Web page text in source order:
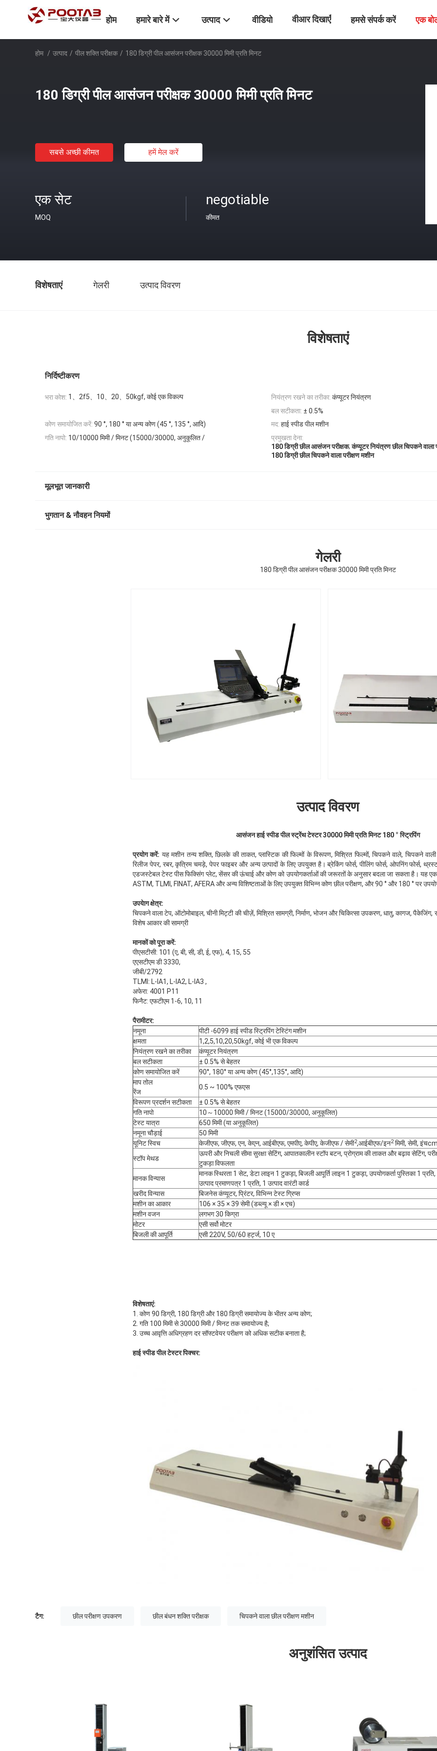
होम हमारे बारे में उत्पाद वीडियो वीआर दिखाएँ हमसे संपर्क करें एक
होम / उत्पाद / पील शक्ति परीक्षक / 180 डिग्री पील आसंजन परीक्षक 30000 मिमी प्रति मिनट
180 डिग्री पील आसंजन परीक्षक 30000 मिमी प्रति मिनट
सबसे अच्छी कीमत हमें मेल करें
एक सेट
MOQ
negotiable
कीमत
विशेषताएं गेलरी उत्पाद विवरण
विशेषताएं
निर्दिष्टीकरण
भरा कोश: 1、2f5、10、20、50kgf, कोई एक विकल्प नियंत्रण रखने का तरीका: कंप्यूटर नियंत्रण
बल सटीकता: ± 0.5%
कोण समायोजित करें: 90 °, 180 ° या अन्य कोण (45 °, 135 °, आदि) मद: हाई स्पीड पील मशीन
गति नापो: 10/10000 मिमी / मिनट (15000/30000, अनुकूलित /
प्रमुखता देना:
180 डिग्री छील आसंजन परीक्षक,कंप्यूटर नियंत्रण छील चिपकने वाला
180 डिग्री छील चिपकने वाला परीक्षण मशीन
मूलभूत जानकारी
भुगतान & नौवहन नियमों
गेलरी
180 डिग्री पील आसंजन परीक्षक 30000 मिमी प्रति मिनट
उत्पाद विवरण
आसंजन हाई स्पीड पील स्ट्रेंथ टेस्टर 30000 मिमी प्रति मिनट 180 ° स्ट्रिपिंग
प्रयोग करें: यह मशीन तन्य शक्ति, छिलके की ताकत, प्लास्टिक की फिल्मों के विरूपण, मिश्रित फिल्मों, चिपकने वाले, चिपकने
रिलीज पेपर, रबर, कृत्रिम चमड़े, पेपर फाइबर और अन्य उत्पादों के लिए उपयुक्त है। ब्रेकिंग फोर्स, पीलिंग फोर्स, ओपनिंग फोर्स,
एडजस्टेबल टेस्ट पीस फिक्सिंग प्लेट, सेंसर की ऊंचाई और कोण को उपयोगकर्ताओं की जरूरतों के अनुसार बदला जा सकता है। यह
ASTM, TLMI, FINAT, AFERA ​​और अन्य विशिष्टताओं के लिए उपयुक्त विभिन्न कोण छील परीक्षण, और 90 ° और 180 ° पर
उपयेाग क्षेत्र:
चिपकने वाला टेप, ऑटोमोबाइल, चीनी मिट्टी की चीज़ें, मिश्रित सामग्री, निर्माण, भोजन और चिकित्सा उपकरण, धातु, कागज,
विशेष आकार की सामग्री
मानकों को पूरा करें:
पीएसटीसी: 101 (ए, बी, सी, डी, ई, एफ), 4, 15, 55
एएसटीएम डी 3330,
जीबी/2792
TLMI: L-IA1, L-IA2, L-IA3 ,
अफेरा: 4001 P11
फिनैट: एफटीएम 1-6, 10, 11
पैरामीटर:
नमूना
पीटी -6099 हाई स्पीड स्ट्रिपिंग टेस्टिंग मशीन
क्षमता
1,2,5,10,20,50kgf, कोई भी एक विकल्प
नियंत्रण रखने का तरीका
कंप्यूटर नियंत्रण
बल सटीकता
± 0.5% से बेहतर
कोण समायोजित करें
90°, 180° या अन्य कोण (45°,135°, आदि)
माप तोल
रेंज
0.5 ~ 100% एफएस
विरूपण प्रदर्शन सटीकता
± 0.5% से बेहतर
गति नापो
10～10000 मिमी / मिनट (15000/30000, अनुकूलित)
टेस्ट यात्रा
650 मिमी (या अनुकूलित)
नमूना चौड़ाई
50 मिमी
यूनिट स्विच
केजीएफ, जीएफ, एन, केएन, आईबीएफ, एमपीए, केपीए, केजीएफ / सेमी2,आईबीएफ/इन2मिमी, सेमी, इंचcm
स्टॉप मेथड
ऊपरी और निचली सीमा सुरक्षा सेटिंग, आपातकालीन स्टॉप बटन, प्रोग्राम की ताकत और बढ़ाव सेटिंग,
टुकड़ा विफलता
मानक विन्यास
मानक स्थिरता 1 सेट, डेटा लाइन 1 टुकड़ा, बिजली आपूर्ति लाइन 1 टुकड़ा, उपयोगकर्ता पुस्तिका 1 प्रति,
उत्पाद प्रमाणपत्र 1 प्रति, 1 उत्पाद वारंटी कार्ड
खरीद विन्यास
बिजनेस कंप्यूटर, प्रिंटर, विभिन्न टेस्ट ग्रिप्स
मशीन का आकार
106 × 35 × 39 सेमी (डब्ल्यू × डी × एच)
मशीन वजन
लगभग 30 किग्रा
मोटर
एसी सर्वो मोटर
बिजली की आपूर्ति
एसी 220V, 50/60 हर्ट्ज, 10 ए
विशेषताएं:
1. कोण 90 डिग्री, 180 डिग्री और 180 डिग्री समायोज्य के भीतर अन्य कोण;
2. गति 100 मिमी से 30000 मिमी / मिनट तक समायोज्य है;
3. उच्च आवृत्ति अधिग्रहण दर सॉफ्टवेयर परीक्षण को अधिक सटीक बनाता है;
हाई स्पीड पील टेस्टर पिक्चर:
टैग: छील परीक्षण उपकरण छील बंधन शक्ति परीक्षक चिपकने वाला छील परीक्षण मशीन
अनुशंसित उत्पाद